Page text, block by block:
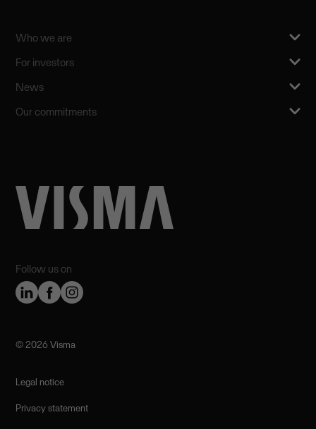
Follow us on
Who we are
For investors
News
Our commitments
©️ 2026 Visma
Legal notice
Privacy statement